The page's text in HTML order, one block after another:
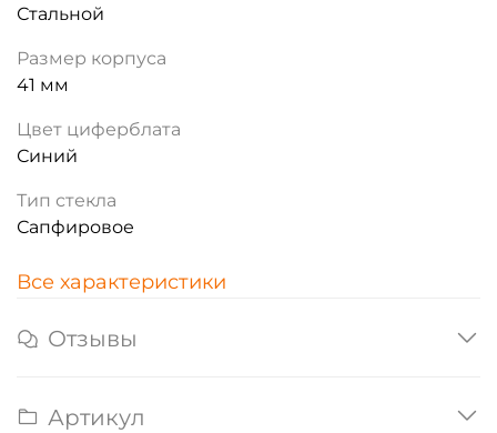
Стальной
Размер корпуса
41 мм
Цвет циферблата
Синий
Тип стекла
Сапфировое
Все характеристики
Отзывы
Артикул